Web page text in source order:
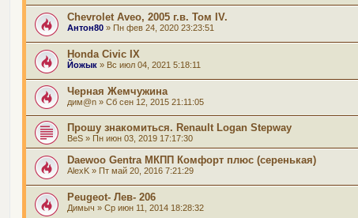
Chevrolet Aveo, 2005 г.в. Том IV.
Антон80 » Пн фев 24, 2020 23:23:51
Honda Civic IX
Йожык » Вс июл 04, 2021 5:18:11
Черная Жемчужина
дим@n » Сб сен 12, 2015 21:11:05
Прошу знакомиться. Renault Logan Stepway
BeS » Пн июн 03, 2019 17:17:30
Daewoo Gentra МКПП Комфорт плюс (серенькая)
AlexK » Пт май 20, 2016 7:21:29
Peugeot- Лев- 206
Димыч » Ср июн 11, 2014 18:28:32